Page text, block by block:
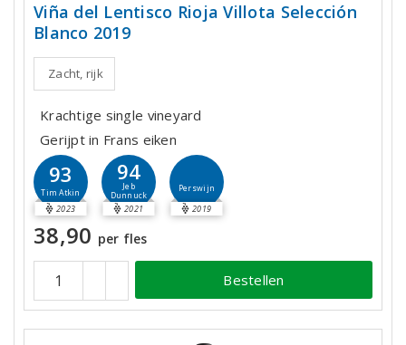
Viña del Lentisco Rioja Villota Selección
Blanco 2019
Zacht, rijk
Krachtige single vineyard
Gerijpt in Frans eiken
93
Tim Atkin
2023
94
Jeb
Dunnuck
2021
Perswijn
2019
38,90 per fles
Bestellen